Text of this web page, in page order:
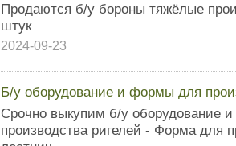
Продаются б/у бороны тяжёлые
штук
2024-09-23
Б/у оборудование и формы для
Срочно выкупим б/у
производства ригелей - Форма для